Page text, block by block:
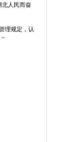
北人民而奋
理规定，认
”